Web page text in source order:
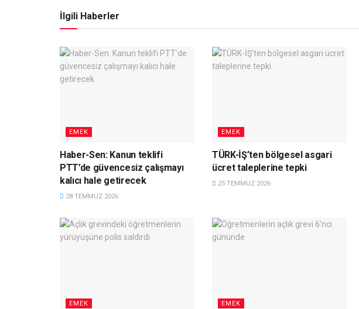
İlgili Haberler
EMEK
Haber-Sen: Kanun teklifi
PTT’de güvencesiz çalışmayı
kalıcı hale getirecek
28 TEMMUZ 2026
EMEK
TÜRK-İŞ’ten bölgesel asgari
ücret taleplerine tepki
25 TEMMUZ 2026
EMEK EMEK